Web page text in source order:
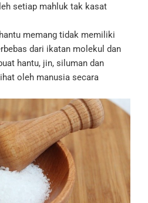
setiap mahluk tak kasat
memang tidak memiliki
dari ikatan molekul dan
hantu, jin, siluman dan
oleh manusia secara